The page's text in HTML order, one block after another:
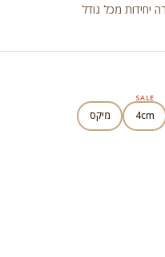
יחידות מכל גודל
SALE
4cm מיקס